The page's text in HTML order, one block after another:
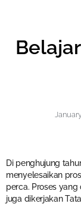
Di penghujung
menyelesaikan
perca. Proses
juga dikerjakan